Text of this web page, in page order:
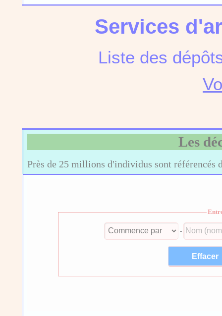
Services
Liste des
Les
Près de 25 millions d'individus sont référencés
-